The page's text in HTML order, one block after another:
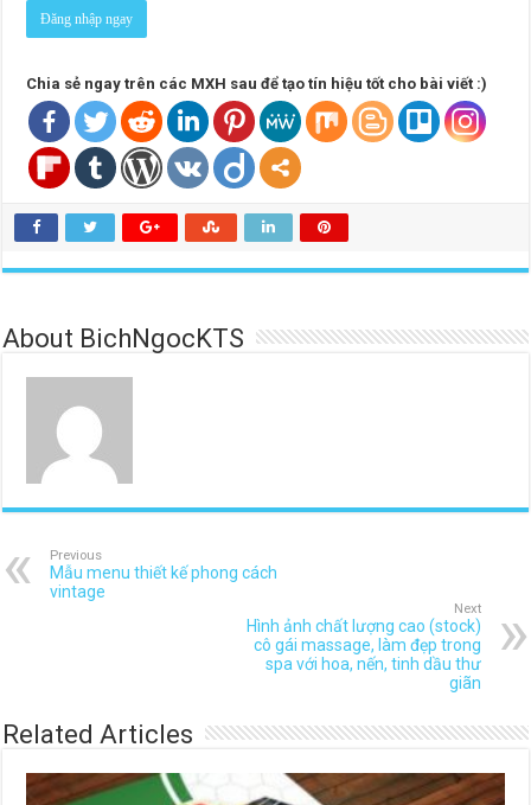
Đăng nhập ngay
Chia sẻ ngay trên các MXH sau để tạo tín hiệu tốt cho bài viết :)
About BichNgocKTS
Previous
Mẫu menu thiết kế phong cách
vintage
Next
Hình ảnh chất lượng cao (stock)
cô gái massage, làm đẹp trong
spa với hoa, nến, tinh dầu thư
giãn
Related Articles